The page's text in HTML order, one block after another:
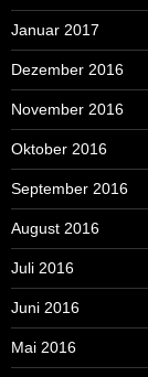
Januar 2017
Dezember 2016
November 2016
Oktober 2016
September 2016
August 2016
Juli 2016
Juni 2016
Mai 2016